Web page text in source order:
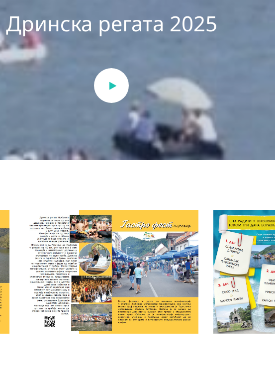
Дринска регата 2025